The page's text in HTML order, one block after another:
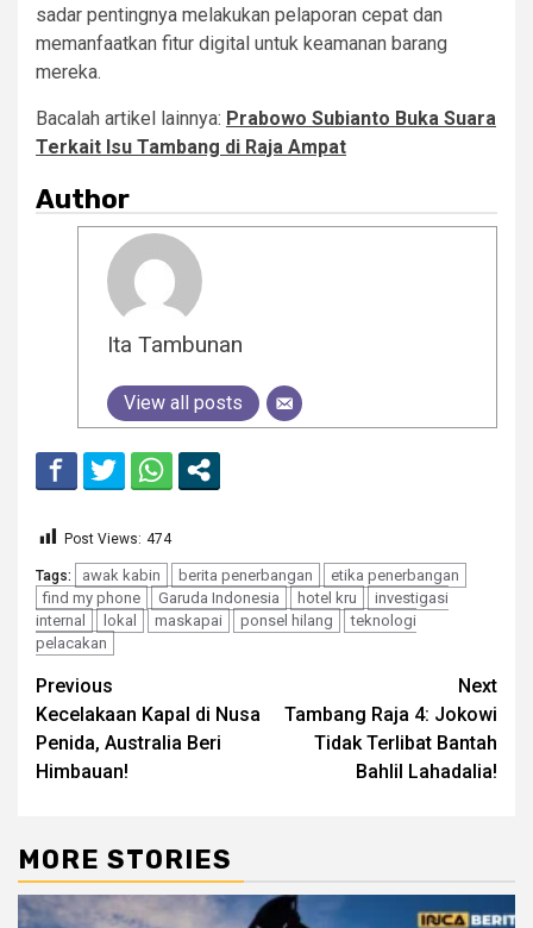
sadar pentingnya melakukan pelaporan cepat dan
memanfaatkan fitur digital untuk keamanan barang
mereka.
Bacalah artikel lainnya: Prabowo Subianto Buka Suara
Terkait Isu Tambang di Raja Ampat
Author
Ita Tambunan
View all posts
Post Views: 474
Tags: awak kabin berita penerbangan
etika penerbangan
find my phone
Garuda Indonesia hotel kru
investigasi
internal
lokal maskapai ponsel hilang
teknologi
pelacakan
Continue
Reading
Previous
Kecelakaan Kapal di Nusa
Penida, Australia Beri
Himbauan!
Next
Tambang Raja 4: Jokowi
Tidak Terlibat Bantah
Bahlil Lahadalia!
MORE STORIES